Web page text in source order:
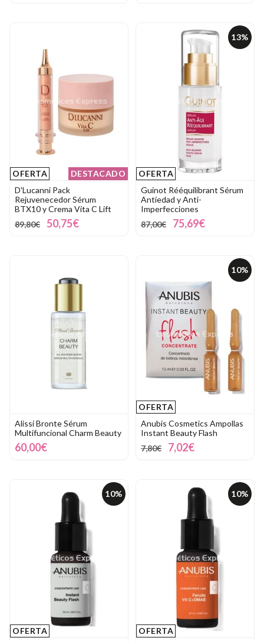
OFERTA
DESTACADO
D'Lucanni Pack
Rejuvenecedor Sérum
BTX10 y Crema Vita C Lift
89,80€
50,75€
13%
OFERTA
Guinot Rééquilibrant Sérum
Antiedad y Anti-
Imperfecciones
87,00€
75,69€
Alissi Bronte Sérum
Multifuncional Charm Beauty
60,00€
10%
OFERTA
Anubis Cosmetics Ampollas
Instant Beauty Flash
7,80€
7,02€
10%
OFERTA
10%
OFERTA